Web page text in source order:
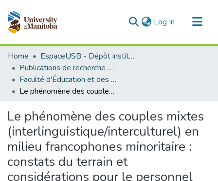
Log In (current)
Communities & Collections
All of MSpace
Statistics
Home
EspaceUSB - Dépôt institutionnel de l'Université de Saint-Boniface
Publications de recherche et autres travaux des professeurs et chercheurs
Faculté d'Éducation et des Études professionnelles
Le phénomène des couples mixtes (interlinguistique/interculturel) en milieu francophones minoritaire : constats du terrain et considérations pour le personnel enseignant
Le phénomène des couples mixtes
(interlinguistique/interculturel) en
milieu francophones minoritaire :
constats du terrain et
considérations pour le personnel